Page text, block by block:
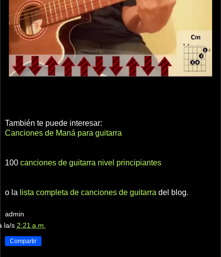
También te puede interesar:
Canciones de Maná para guitarra
100 canciones de guitarra nivel principiantes
o la lista completa de canciones de guitarra del blog.
admin
la/s 2:21 a.m.
Compartir